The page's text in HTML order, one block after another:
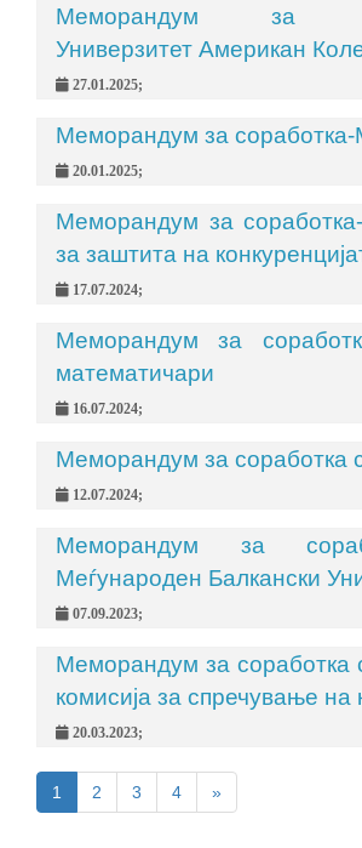
Меморандум за
Универзитет Американ
27.01.2025;
Меморандум за
20.01.2025;
Меморандум за
за заштита на
17.07.2024;
Меморандум за
математичари
16.07.2024;
Меморандум за
12.07.2024;
Меморандум за
Меѓународен Балкански
07.09.2023;
Меморандум за соработка
комисија за спречување на
20.03.2023;
1 2 3 4 »